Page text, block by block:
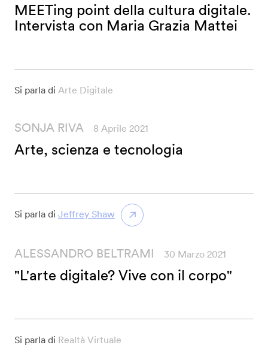
MEETing point della cultura digitale.
Intervista con Maria Grazia Mattei
Si parla di Arte Digitale
SONJA RIVA 8 Aprile 2021
Arte, scienza e tecnologia
Si parla di Jeffrey Shaw
ALESSANDRO BELTRAMI 30 Marzo 2021
"L'arte digitale? Vive con il corpo"
Si parla di Realtà Virtuale